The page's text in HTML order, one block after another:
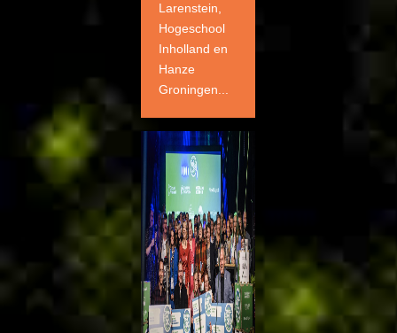
Larenstein,
Hogeschool
Inholland en
Hanze
Groningen...